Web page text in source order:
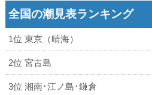
全国の潮見表ランキング
1位 東京（晴海）
2位 宮古島
3位 湘南･江ノ島･鎌倉